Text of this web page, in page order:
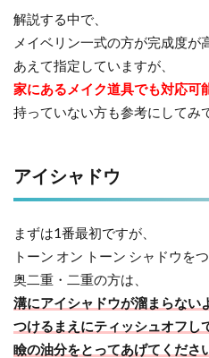
解説する中で、
メイベリン一式の方が完成度が
あえて指定していますが、
家にあるメイク道具でも対応可
持っていない方も参考にしてみ
アイシャドウ
まずは1番最初ですが、
トーン オン トーン シャドウを
奥二重・二重の方は、
溝にアイシャドウが溜まらない
つけるまえにティッシュオフし
瞼の油分をとってあげてくださ